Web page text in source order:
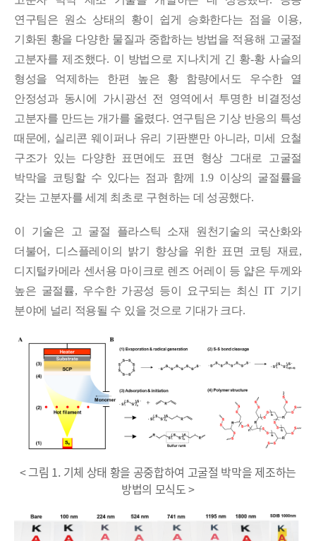
연구팀은 원소 상태의 황이 쉽게 승화한다는 점을 이용,
기화된 황을 다양한 물질과 중합하는 방법을 적용해 고굴절
고분자를 제조했다. 이 방법으로 지나치게 긴 황-황 사슬의
형성을 억제하는 한편 높은 황 함량에서도 우수한 열
안정성과 동시에 가시광선 전 영역에서 투명한 비결정성
고분자를 만드는 개가를 올렸다. 연구팀은 기상 반응의 특성
때문에 , 실리콘 웨이퍼나 유리 기판뿐만 아니라, 미세 요철
구조가 있는 다양한 표면에도 표면 형상 그대로 고굴절
박막을 코팅할 수 있다는 점과 함께 1.9 이상의 굴절률을
갖는 고분자를 세계 최초로 구현하는 데 성공했다.
이 기술은 고 굴절 플라스틱 소재 원천기술의 국산화와
더불어 , 디스플레이의 밝기 향상을 위한 표면 코팅 재료,
디지털카메라 센서용 마이크로 렌즈 어레이 등 얇은 두께와
높은 굴절률, 우수한 가공성 등이 요구되는 최신 IT 기기
분야에 널리 적용될 수 있을 것으로 기대가 크다.
< 그림 1. 기체 상태 황을 공중합하여 고굴절 박막을 제조하는
방법의 모식도 >